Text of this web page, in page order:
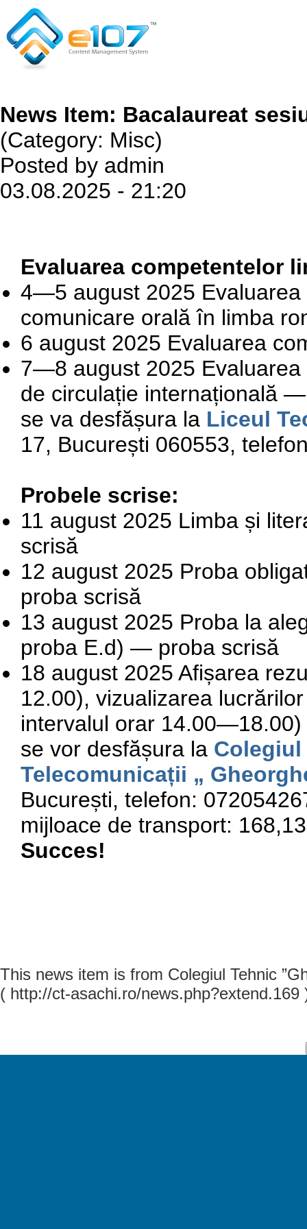
News Item: Bacalaureat
(Category: Misc)
Posted by admin
03.08.2025 - 21:20
Evaluarea competentelor
4—5 august 2025 Evaluarea
comunicare orală în limba
6 august 2025 Evaluarea
7—8 august 2025
de circulație internațională
se va desfășura la Liceul
17, București 060553, t
Probele scrise:
11 august 2025 Limba și
scrisă
12 august 2025 Proba
proba scrisă
13 august 2025 Proba la
proba E.d) — proba scrisă
18 august 2025 Afișarea
12.00), vizualizarea
intervalul orar 14.00—18.00)
se vor desfășura la Colegiul
Telecomunicații „
București, telefon:
mijloace de transport:
Succes!
This news item is from Colegiul Tehnic
( http://ct-asachi.ro/news.php?extend.169